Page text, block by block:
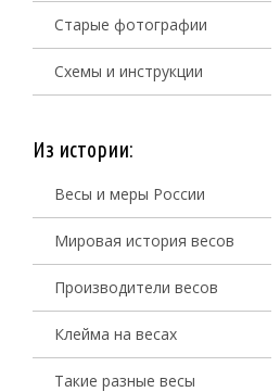
Старые фотографии
Схемы и инструкции
Из истории:
Весы и меры России
Мировая история весов
Производители весов
Клейма на весах
Такие разные весы